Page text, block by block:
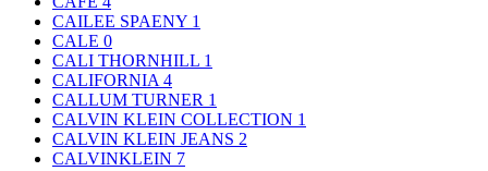
CAILEE SPAENY 1
CALE 0
CALI THORNHILL 1
CALIFORNIA 4
CALLUM TURNER 1
CALVIN KLEIN COLLECTION 1
CALVIN KLEIN JEANS 2
CALVINKLEIN 7